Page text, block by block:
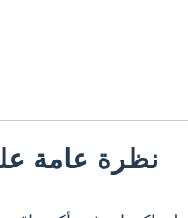
نظرة عامة